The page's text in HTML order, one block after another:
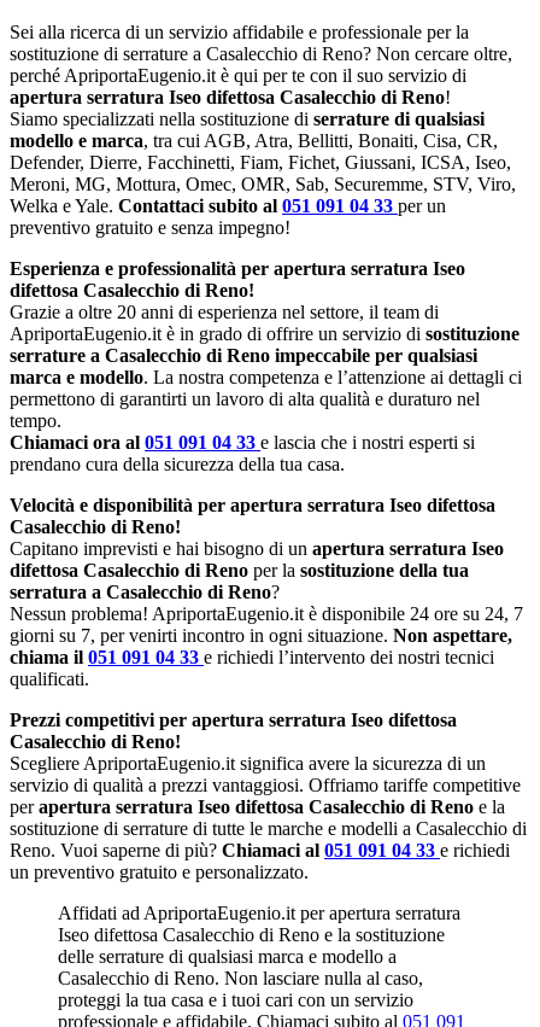
Sei alla ricerca di un servizio affidabile e professionale per la
sostituzione di serrature a Casalecchio di Reno? Non cercare oltre,
perché ApriportaEugenio.it è qui per te con il suo servizio di
apertura serratura Iseo difettosa Casalecchio di Reno!
Siamo specializzati nella sostituzione di serrature di qualsiasi
modello e marca, tra cui AGB, Atra, Bellitti, Bonaiti, Cisa, CR,
Defender, Dierre, Facchinetti, Fiam, Fichet, Giussani, ICSA, Iseo,
Meroni, MG, Mottura, Omec, OMR, Sab, Securemme, STV, Viro,
Welka e Yale. Contattaci subito al 051 091 04 33 per un
preventivo gratuito e senza impegno!
Esperienza e professionalità per apertura serratura Iseo
difettosa Casalecchio di Reno!
Grazie a oltre 20 anni di esperienza nel settore, il team di
ApriportaEugenio.it è in grado di offrire un servizio di sostituzione
serrature a Casalecchio di Reno impeccabile per qualsiasi
marca e modello. La nostra competenza e l’attenzione ai dettagli ci
permettono di garantirti un lavoro di alta qualità e duraturo nel
tempo.
Chiamaci ora al 051 091 04 33 e lascia che i nostri esperti si
prendano cura della sicurezza della tua casa.
Velocità e disponibilità per apertura serratura Iseo difettosa
Casalecchio di Reno!
Capitano imprevisti e hai bisogno di un apertura serratura Iseo
difettosa Casalecchio di Reno per la sostituzione della tua
serratura a Casalecchio di Reno?
Nessun problema! ApriportaEugenio.it è disponibile 24 ore su 24, 7
giorni su 7, per venirti incontro in ogni situazione. Non aspettare,
chiama il 051 091 04 33 e richiedi l’intervento dei nostri tecnici
qualificati.
Prezzi competitivi per apertura serratura Iseo difettosa
Casalecchio di Reno!
Scegliere ApriportaEugenio.it significa avere la sicurezza di un
servizio di qualità a prezzi vantaggiosi. Offriamo tariffe competitive
perapertura serratura Iseo difettosa Casalecchio di Reno e la
sostituzione di serrature di tutte le marche e modelli a Casalecchio di
Reno. Vuoi saperne di più? Chiamaci al 051 091 04 33 e richiedi
un preventivo gratuito e personalizzato.
Affidati ad ApriportaEugenio.it per apertura serratura
Iseo difettosa Casalecchio di Reno e la sostituzione
delle serrature di qualsiasi marca e modello a
Casalecchio di Reno. Non lasciare nulla al caso,
proteggi la tua casa e i tuoi cari con un servizio
professionale e affidabile. Chiamaci subito al 051 091